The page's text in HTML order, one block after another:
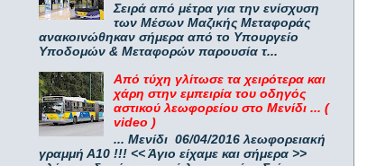
Σειρά από μέτρα για την ενίσχυση
των Μέσων Μαζικής Μεταφοράς
ανακοινώθηκαν σήμερα από το Υπουργείο
Υποδομών & Μεταφορών παρουσία τ...
Από τύχη γλίτωσε τα χειρότερα και
χάρη στην εμπειρία του οδηγός
αστικού λεωφορείου στο Μενίδι ... (
video )
... Μενίδι 06/04/2016 λεωφορειακή
γραμμή Α10 !!! << Άγιο είχαμε και σήμερα >>